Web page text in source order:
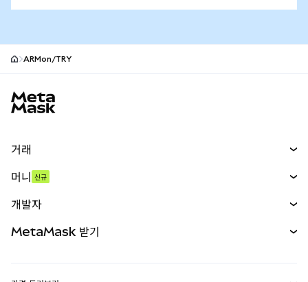
ARMon/TRY
거래
무기한 선물
실물자산
머니 신규
개발자
MetaMask 받기